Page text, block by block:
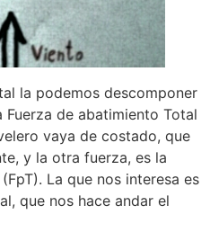
la podemos descomponer
Fuerza de abatimiento Total
vaya de costado, que
y la otra fuerza, es la
La que nos interesa es
que nos hace andar el